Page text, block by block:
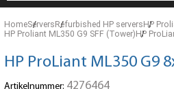
HomeServersRefurbished HP serversHP
HP Proliant ML350 G9 SFF (Tower)HP
HP ProLiant ML350 G9
Artikelnummer: 4276464